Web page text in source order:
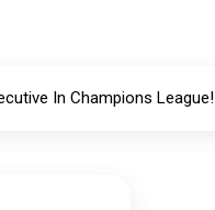
In Champions League!